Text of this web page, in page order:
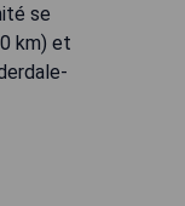
se
km) et